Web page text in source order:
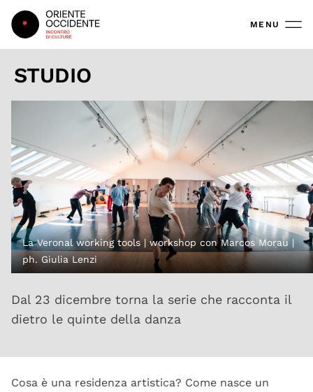
Oriente Occidente MENU
STUDIO
La Veronal working tools | workshop con Marcos Morau |
ph. Giulia Lenzi
Dal 23 dicembre torna la serie che racconta il
dietro le quinte della danza
Cosa è una residenza artistica? Come nasce un